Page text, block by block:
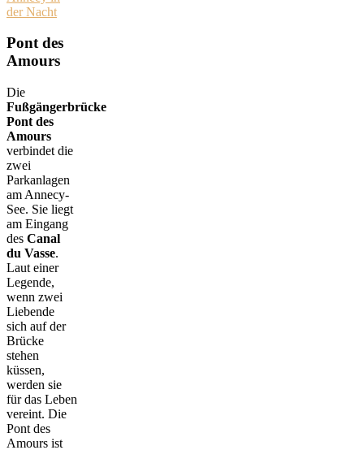
Pont des
Amours
Die
Fußgängerbrücke
Pont des
Amours
verbindet die
zwei
Parkanlagen
am Annecy-
See. Sie liegt
am Eingang
des Canal
du Vasse.
Laut einer
Legende,
wenn zwei
Liebende
sich auf der
Brücke
stehen
küssen,
werden sie
für das Leben
vereint. Die
Pont des
Amours ist